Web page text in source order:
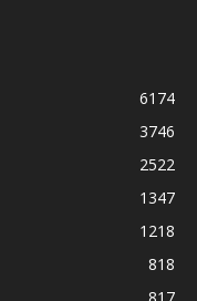
6174
3746
2522
1347
1218
818